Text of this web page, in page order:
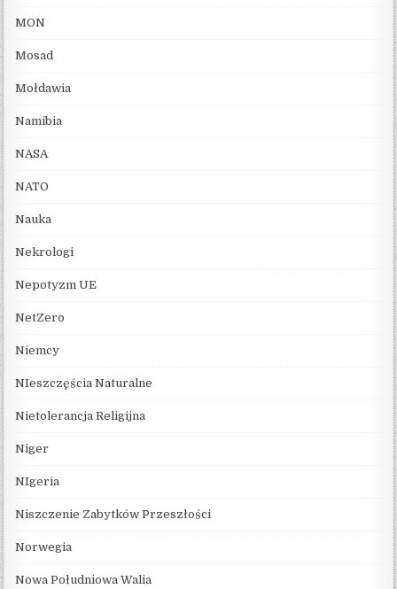
MON
Mosad
Mołdawia
Namibia
NASA
NATO
Nauka
Nekrologi
Nepotyzm UE
NetZero
Niemcy
NIeszczęścia Naturalne
Nietolerancja Religijna
Niger
NIgeria
Niszczenie Zabytków Przeszłości
Norwegia
Nowa Południowa Walia